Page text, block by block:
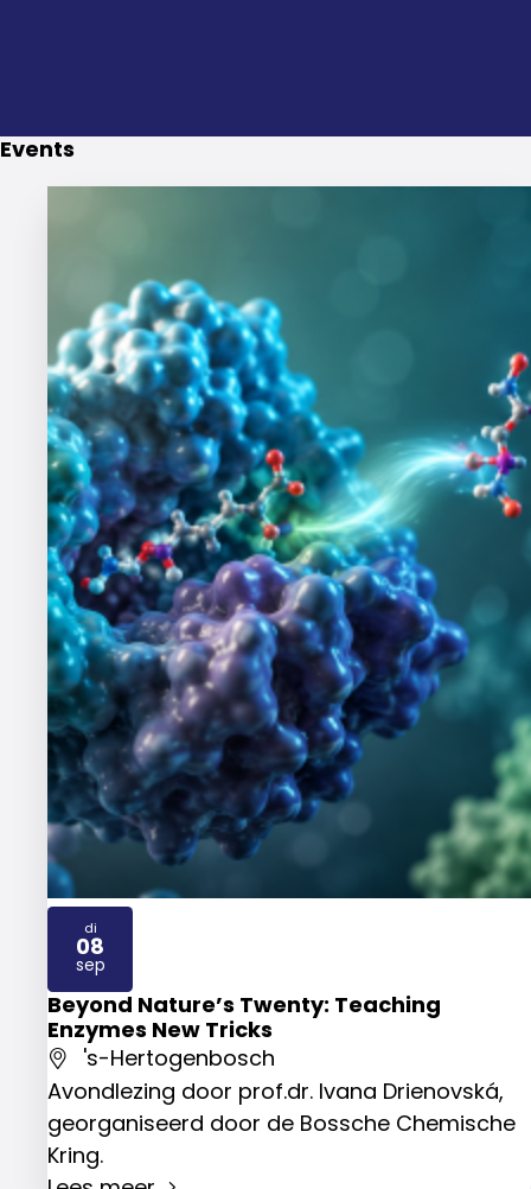
Events
Beyond Nature’s Twenty: Teaching
Enzymes New Tricks
's-Hertogenbosch
Avondlezing door prof.dr. Ivana Drienovská,
georganiseerd door de Bossche Chemische
Kring.
di
08
sep
2026